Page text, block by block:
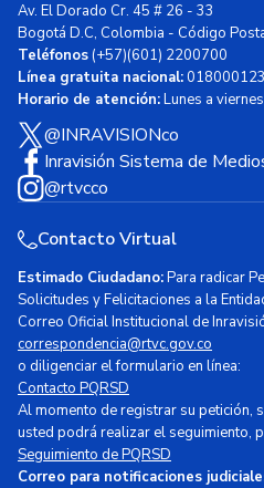
Av. El Dorado Cr. 45 # 26 - 33
Bogotá D.C, Colombia - Código
Teléfonos(+57)(601) 2200700
Línea gratuita nacional:
Horario de atención:Lunes a
@INRAVISIONco
Inravisión Sistema de
@rtvcco
Contacto Virtual
Estimado Ciudadano:Para radicar
Solicitudes y Felicitaciones a la
Correo Oficial Institucional de
correspondencia@rtvc.gov.co
o diligenciar el formulario en línea:
Contacto PQRSD
Al momento de registrar su petición,
usted podrá realizar el seguimiento,
Seguimiento de PQRSD
Correo para notificaciones